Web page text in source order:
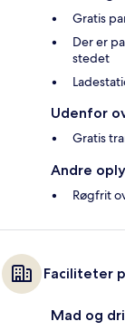
Gratis
Der er
stedet
Udenfor
Gratis
Andre
Røgfrit
Faciliteter
Mad og